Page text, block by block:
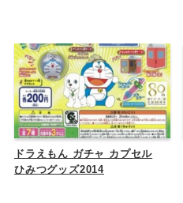
ドラえもん ガチャ カプセル
ひみつグッズ2014